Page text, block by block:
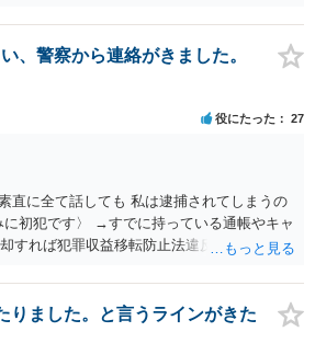
ぐために極めて合理的な判断といえます。
ので、速やかに弁護士へ相談されることを
害にあった場合、日弁連に相談したらいい
り、担当弁護士が所属している弁護士会に相
参照：民法＞ （受任者による報告） 第６
請求があるときは、いつでも委任事務の
が終了した後は、遅滞なくその経過及び結
い。
、警察から連絡がきました。
役にたった 27
直に全て話しても 私は逮捕されてしまうの
初犯です〉 →すでに持っている通帳やキャ
すれば犯罪収益移転防止法違反に、譲渡・
行為が犯罪行為であることを認識して行っ
ったものであれば、素直に認めた方がいい
りました。と言うラインがきた